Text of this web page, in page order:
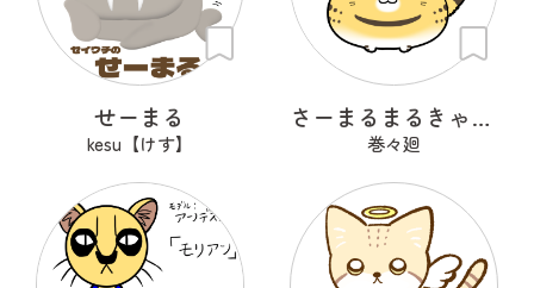
せーまる
kesu【けす】
さーまるまるきゃっと
巻々廻